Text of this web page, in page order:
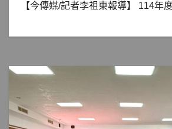
【今傳媒/記者李祖東報導】 114年